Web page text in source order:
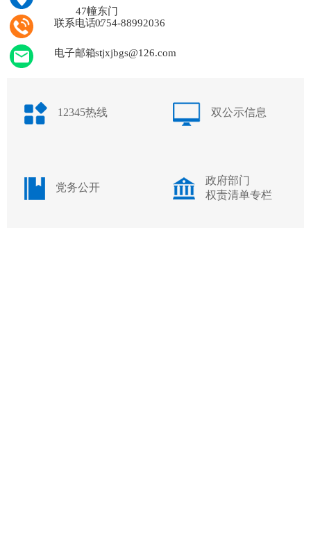
47幢东门
联系电话：0754-88992036
电子邮箱：stjxjbgs@126.com
12345热线 双公示信息
党务公开
政府部门
权责清单专栏